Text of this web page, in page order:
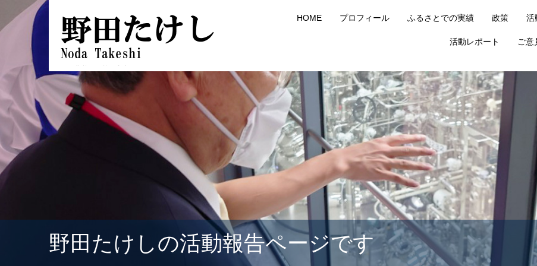
HOME プロフィール ふるさとでの実績 政策 活
活動レポート ご意
野田たけしの活動報告ページです